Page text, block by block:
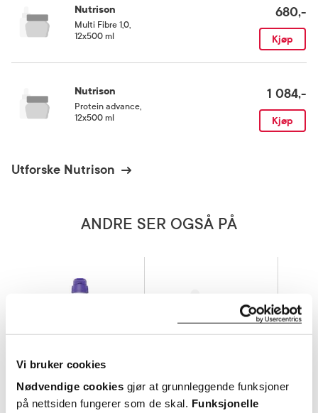
Vi bruker cookies
Nødvendige cookies gjør at grunnleggende funksjoner
på nettsiden fungerer som de skal. Funksjonelle
Nutrison
Multi Fibre 1,0
12x500 ml
680,-
Kjøp
Nutrison
Protein advance
12x500 ml
1 084,-
Kjøp
Utforske Nutrison
ANDRE SER OGSÅ PÅ
Nutrison Nutrison